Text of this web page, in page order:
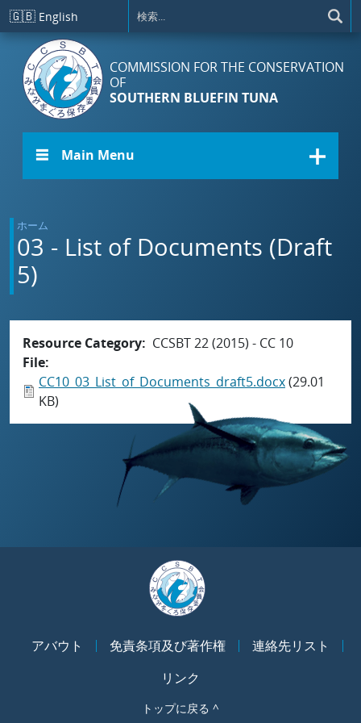
メインコンテンツに移動
🇬🇧 English
COMMISSION FOR THE CONSERVATION
OF
SOUTHERN BLUEFIN TUNA
☰ Main Menu
ホーム
03 - List of Documents (Draft
5)
Resource Category
CCSBT 22 (2015) - CC 10
File
CC10_03_List_of_Documents_draft5.docx(29.01
KB)
アバウト 免責条項及び著作権
連絡先リスト
リンク
トップに戻る ^